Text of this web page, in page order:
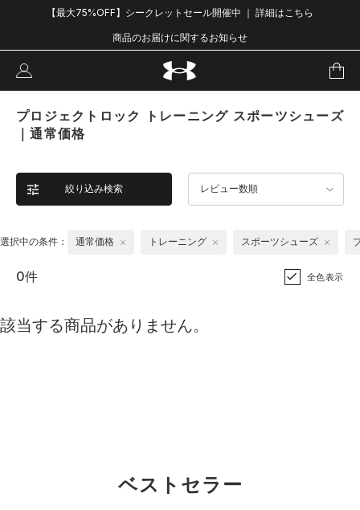
【最大75%OFF】シークレットセール開催中 ｜ 詳細はこちら
商品のお届けに関するお知らせ
プロジェクトロック トレーニング スポーツシューズ
｜通常価格
絞り込み検索 レビュー数順
選択中の条件： 通常価格 トレーニング スポーツシューズ
0件 全色表示
該当する商品がありません。
ベストセラー